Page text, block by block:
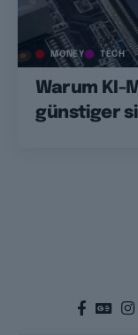
MONEY TECH
Warum KI-
günstiger